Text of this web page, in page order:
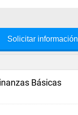
Solicitar información
Básicas